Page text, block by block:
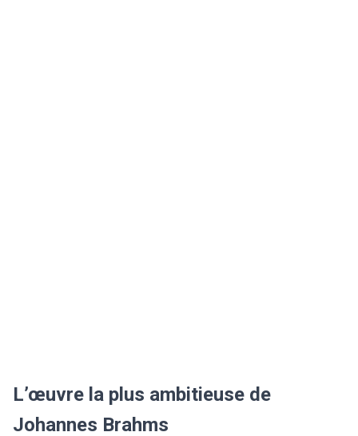
L’œuvre la plus ambitieuse de
Johannes Brahms